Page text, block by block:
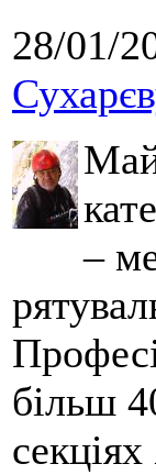
28/01/
–
більш